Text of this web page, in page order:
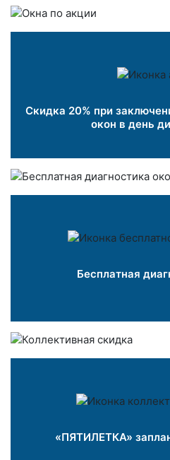
Скидка 20% при
окон в день
Бесплатная
«ПЯТИЛЕТКА»